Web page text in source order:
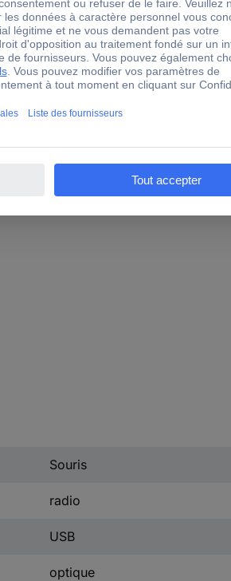
version10.5 ou ultérieure Noyau
utilisateur
Souris
radio
USB
optique